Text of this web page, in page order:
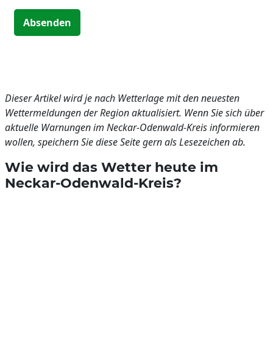
Absenden
Dieser Artikel wird je nach Wetterlage mit den neuesten
Wettermeldungen der Region aktualisiert. Wenn Sie sich über
aktuelle Warnungen im Neckar-Odenwald-Kreis informieren
wollen, speichern Sie diese Seite gern als Lesezeichen ab.
Wie wird das Wetter heute im
Neckar-Odenwald-Kreis?